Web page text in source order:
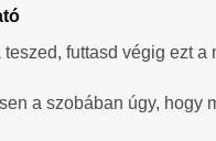
teszed, futtasd végig ezt a
a szobában úgy, hogy